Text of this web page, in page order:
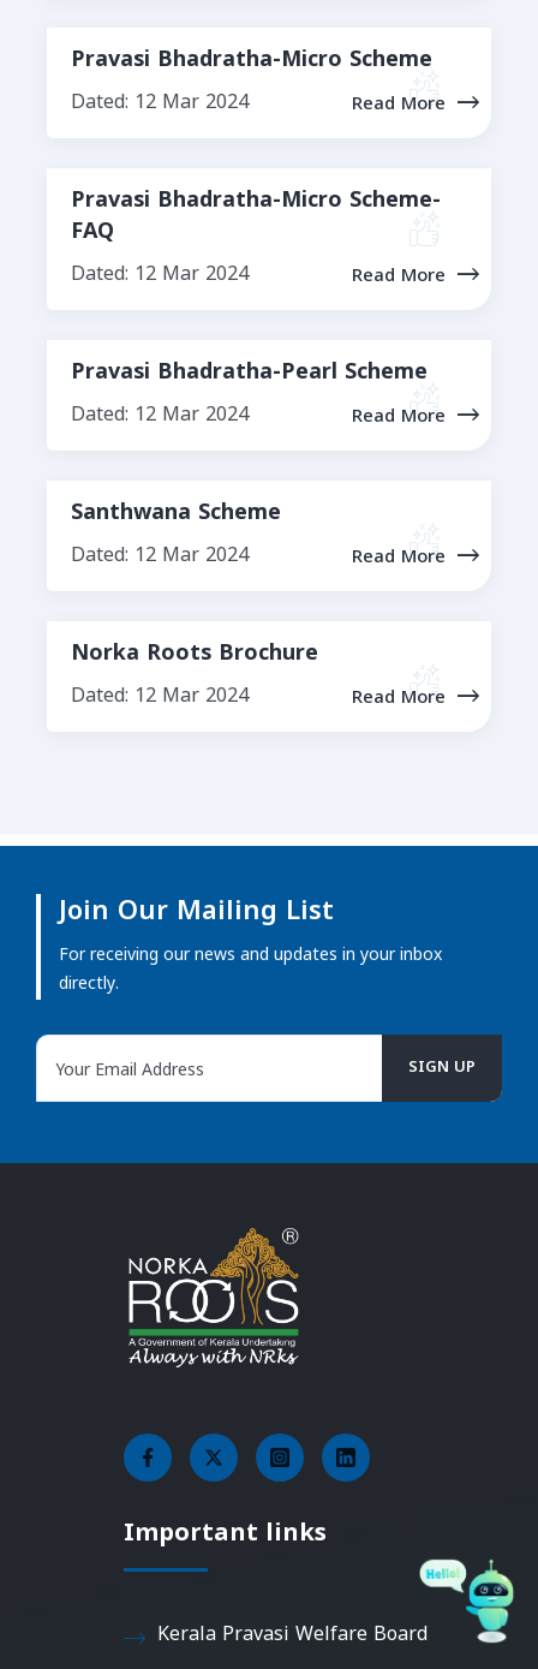
Pravasi Bhadratha-Micro Scheme
Dated: 12 Mar 2024 Read More
Pravasi Bhadratha-Micro Scheme-
FAQ
Dated: 12 Mar 2024 Read More
Pravasi Bhadratha-Pearl Scheme
Dated: 12 Mar 2024 Read More
Santhwana Scheme
Dated: 12 Mar 2024 Read More
Norka Roots Brochure
Dated: 12 Mar 2024 Read More
Join Our Mailing List
For receiving our news and updates in your inbox
directly.
Important links
Kerala Pravasi Welfare Board